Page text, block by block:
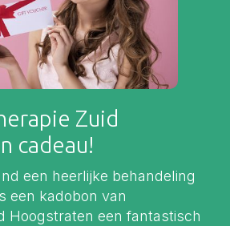
Zuid
cadeau!
een heerlijke behandeling
een kadobon van
Hoogstraten een fantastisch